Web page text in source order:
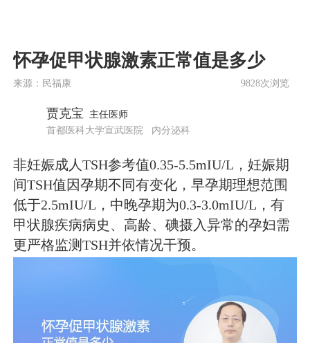
怀孕促甲状腺激素正常值是多少
来源：民福康 9828次浏览
贾克宝
主任医师
首都医科大学宣武医院
内分泌科
非妊娠成人TSH参考值0.35-5.5mIU/L，妊娠期
间TSH值因孕期不同有变化，早孕期理想范围
低于2.5mIU/L，中晚孕期为0.3-3.0mIU/L，有
甲状腺疾病病史、高龄、碘摄入异常的孕妇需
更严格监测TSH并依情况干预。